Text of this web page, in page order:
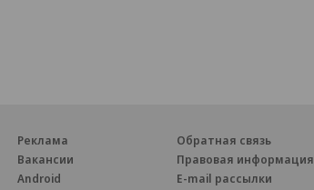
Реклама
Вакансии
Android
Обратная связь
Правовая информация
E-mail рассылки